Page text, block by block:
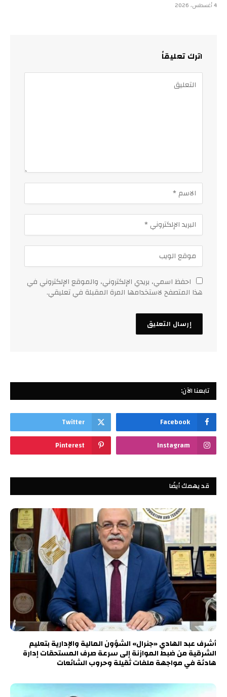
4 أغسطس، 2026
اترك تعليقاً
احفظ اسمي، بريدي الإلكتروني، والموقع الإلكتروني في
هذا المتصفح لاستخدامها المرة المقبلة في تعليقي.
تابعنا الآن:
Facebook
Twitter
Instagram
Pinterest
قد يهمك أيضًا
أشرف عبد الهادي «جنرال» الشؤون المالية والإدارية بتعليم
الشرقية من ضبط الموازنة إلى سرعة صرف المستحقات إدارة
هادئة في مواجهة ملفات ثقيلة وحروب الشائعات